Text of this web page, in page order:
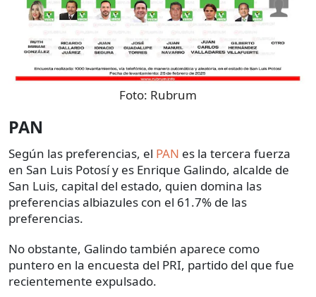
Foto: Rubrum
PAN
Según las preferencias, el PAN es la tercera fuerza
en San Luis Potosí y es Enrique Galindo, alcalde de
San Luis, capital del estado, quien domina las
preferencias albiazules con el 61.7% de las
preferencias.
No obstante, Galindo también aparece como
puntero en la encuesta del PRI, partido del que fue
recientemente expulsado.